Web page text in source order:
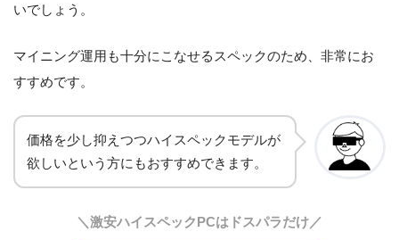
いでしょう。
マイニング運用も十分にこなせるスペックのため、非常にお
すすめです。
価格を少し抑えつつハイスペックモデルが
欲しいという方にもおすすめできます。
＼激安ハイスペックPCはドスパラだけ／